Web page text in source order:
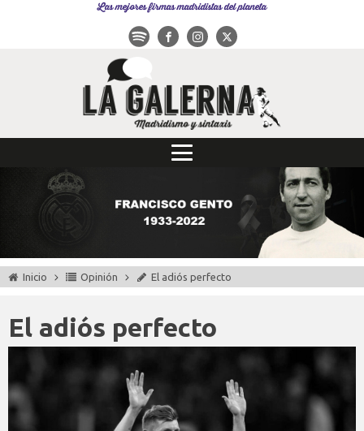
Las mejores firmas madridistas del planeta
Inicio Opinión El adiós perfecto
El adiós perfecto